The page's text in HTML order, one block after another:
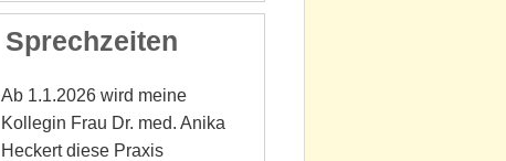
Sprechzeiten
Ab 1.1.2026 wird meine
Kollegin Frau Dr. med. Anika
Heckert diese Praxis